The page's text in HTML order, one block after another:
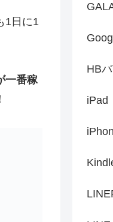
1日に1
一番稼
HB
iPad